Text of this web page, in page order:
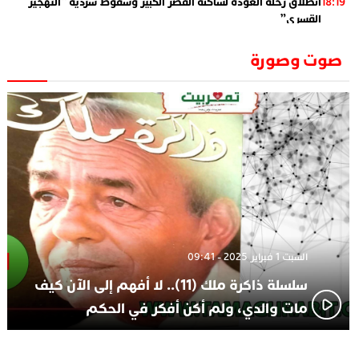
القسري”
01:55
​”لارام”.. 3 خطوط أخرى نحو إسبانيا وهذه هي الوجهات
14:37الاعلامي حسن فاتح.. لهذا السبب يرفض بعض لاعبوا المنتخب
تعيين السكتيوي
صوت وصورة
السبت 1 فبراير 2025 - 09:41
سلسلة ذاكرة ملك (11).. لا أفهم إلى الآن كيف
مات والدي، ولم أكن أفكر في الحكم